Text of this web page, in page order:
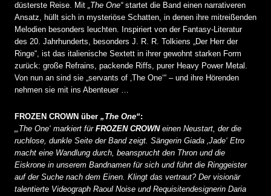
düsterste Reise. Mit „The One“startet die Band einen narrativeren
Ansatz, hüllt sich in mysteriöse Schatten, in denen ihre mitreißenden
Melodien besonders leuchten. Inspiriert von der Fantasy-Literatur
des 20. Jahrhunderts, besonders J. R. R. Tolkiens „Der Herr der
Ringe“, ist das italienische Sextett in ihrer gewohnt starken Form
zurück: große Refrains, packende Riffs, purer Heavy Power Metal.
Von nun an sind sie „servants of ‚The One‘“ – und ihre Hörenden
nehmen sie mit ins Abenteuer …
FROZEN CROWN über „The One“:
„‚The One‘ markiert für FROZEN CROWN einen Neustart, der die
ruchlose, dunkle Seite der Band zeigt. Sängerin Giada ‚Jade‘ Etro
macht eine Wandlung durch, beansprucht den Thron und die
Eiskrone in unserem Bandnamen für sich und führt die Ringgeister
auf der Suche nach dem Einen. Klingt das vertraut? Der visionär
talentierte Videograph Raoul Noise und Requisitendesignerin Daria